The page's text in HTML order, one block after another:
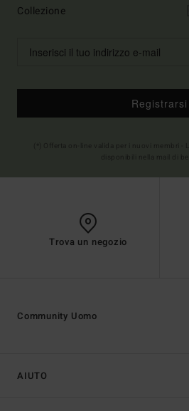
Collezione
Registrarsi
Trova un negozio
AIUTO
Community Uomo